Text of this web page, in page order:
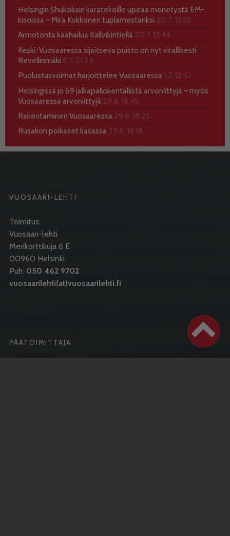
Helsingin Shukokain karatekoille upeaa menetystä EM-
kisoissa – Mira Kokkonen tuplamestariksi 20.7. 13:55
Armotonta kaahailua Kallvikintiellä 20.7. 13:44
Keski-Vuosaaressa sijaitseva puisto on nyt virallisesti
Revellinmäki 8.7. 21:24
Puolustusvoimat harjoittelee Vuosaaressa 1.7. 12:10
Helsingissä jo 69 jalkapallokentällistä arvoniittyjä – myös
Vuosaaressa arvoniittyjä 29.6. 18:45
Rakentaminen Vuosaaressa 29.6. 18:25
Rusakon poikaset kasassa 29.6. 18:18
VUOSAARI-LEHTI
Toimitus:
Vuosaari-lehti
Merikorttikuja 6 E
00960 Helsinki
Puh: 050 462 9702
vuosaarilehti(at)vuosaarilehti.fi
PÄÄTOIMITTAJA